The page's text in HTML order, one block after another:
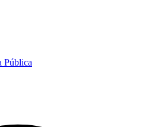
Pública